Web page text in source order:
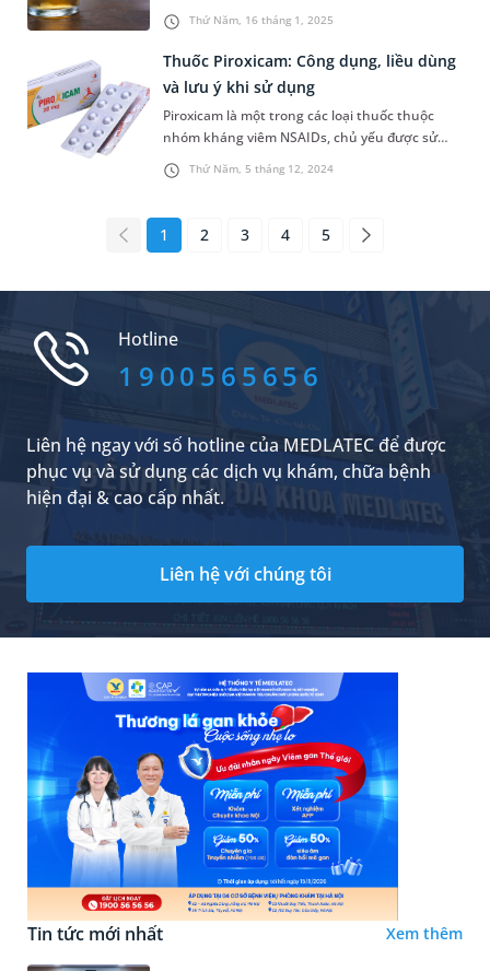
Thứ Năm, 16 tháng 1, 2025
Say rượu gây ra các cảm giác khó chịu, mất tỉnh
táo và để khắc phục, bạn hãy chuẩn bị ngay
cho mình những loại nước giải rượu đơn giản
và hiệu quả sau đây. MEDLATEC còn bật mí
thêm cho bạn một số mẹo hay...
Thứ Năm, 5 tháng 12, 2024
Thuốc Piroxicam: Công dụng, liều dùng
và lưu ý khi sử dụng
Piroxicam là một trong các loại thuốc thuộc
nhóm kháng viêm NSAIDs, chủ yếu được sử
dụng để giảm đau và viêm. Để biết thêm thông
tin về cách dùng, công dụng và các tác dụng
bài viết dưới đây.
1 2 3 4 5
Hotline
1900565656
Liên hệ ngay với số hotline của MEDLATEC để được
phục vụ và sử dụng các dịch vụ khám, chữa bệnh
hiện đại & cao cấp nhất.
Liên hệ với chúng tôi
Tin tức mới nhất Xem thêm